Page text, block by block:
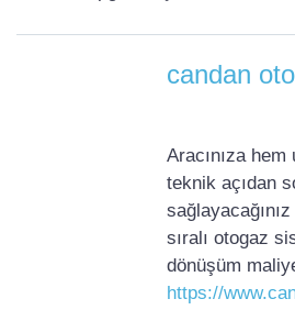
candan
Aracınıza
teknik açıdan
sıralı otogaz
dönüşüm
https://